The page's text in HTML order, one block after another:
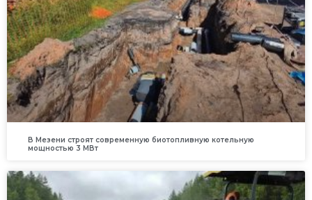
В Мезени строят современную биотопливную котельную
мощностью 3 МВт